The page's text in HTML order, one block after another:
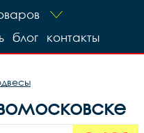
контакты
блог